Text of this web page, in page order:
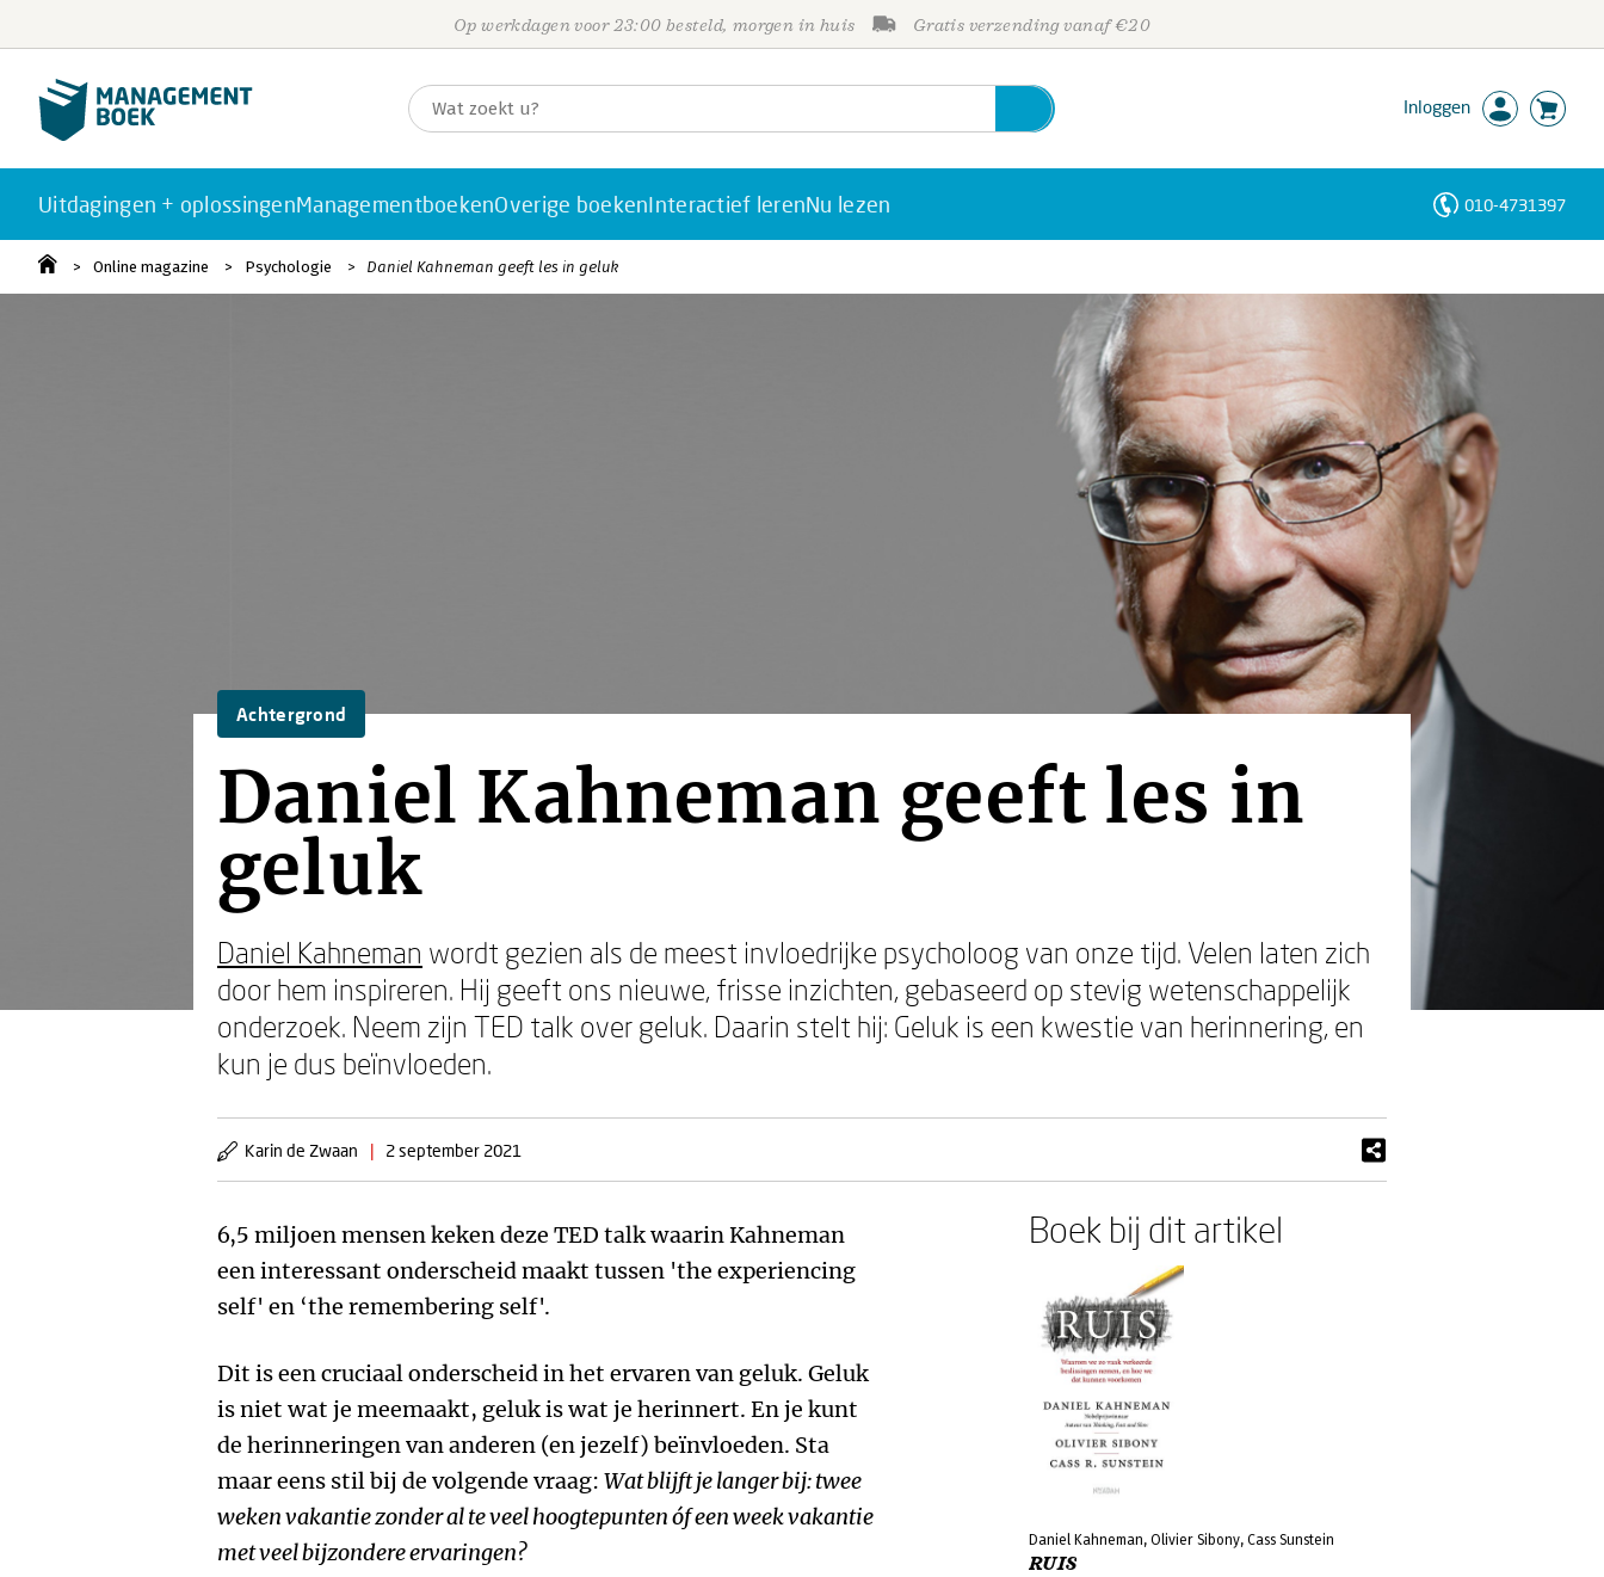
Op werkdagen voor 23:00 besteld, morgen in huis Gratis verzending vanaf €20
Inloggen
Uitdagingen + oplossingenManagementboekenOverige boekenInteractief lerenNu lezen 010-4731397
Online magazine Psychologie Daniel Kahneman geeft les in geluk
Achtergrond
Daniel Kahneman geeft les in
geluk
Daniel Kahneman wordt gezien als de meest invloedrijke psycholoog van onze tijd. Velen laten zich
door hem inspireren. Hij geeft ons nieuwe, frisse inzichten, gebaseerd op stevig wetenschappelijk
onderzoek. Neem zijn TED talk over geluk. Daarin stelt hij: Geluk is een kwestie van herinnering, en
kun je dus beïnvloeden.
Karin de Zwaan | 2 september 2021
6,5 miljoen mensen keken deze TED talk waarin Kahneman
een interessant onderscheid maakt tussen 'the experiencing
self' en ‘the remembering self'.
Dit is een cruciaal onderscheid in het ervaren van geluk. Geluk
is niet wat je meemaakt, geluk is wat je herinnert. En je kunt
de herinneringen van anderen (en jezelf) beïnvloeden. Sta
maar eens stil bij de volgende vraag: Wat blijft je langer bij: twee
weken vakantie zonder al te veel hoogtepunten óf een week vakantie
met veel bijzondere ervaringen?
Boek bij dit artikel
Daniel Kahneman, Olivier Sibony, Cass Sunstein
RUIS
Personen
Trefwoorden